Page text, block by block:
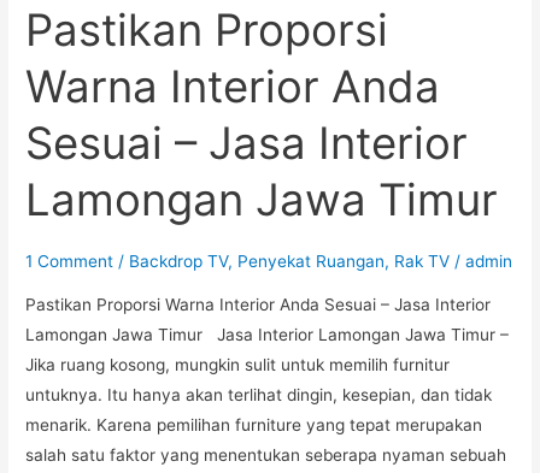
Pastikan Proporsi
Warna Interior Anda
Sesuai – Jasa Interior
Lamongan Jawa Timur
1 Comment / Backdrop TV, Penyekat Ruangan, Rak TV /admin
Pastikan Proporsi Warna Interior Anda Sesuai – Jasa Interior
Lamongan Jawa Timur Jasa Interior Lamongan Jawa Timur –
Jika ruang kosong, mungkin sulit untuk memilih furnitur
untuknya. Itu hanya akan terlihat dingin, kesepian, dan tidak
menarik. Karena pemilihan furniture yang tepat merupakan
salah satu faktor yang menentukan seberapa nyaman sebuah